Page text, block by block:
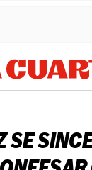
SE